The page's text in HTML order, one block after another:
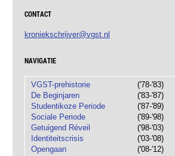
CONTACT
kroniekschrijver@vgst.nl
NAVIGATIE
VGST-prehistorie
De Beginjaren
Studentikoze Periode
Sociale Periode
Getuigend Réveil
Identiteitscrisis
Opengaan
('78-'83)
('83-'87)
('87-'89)
('89-'98)
('98-'03)
('03-'08)
('08-'12)